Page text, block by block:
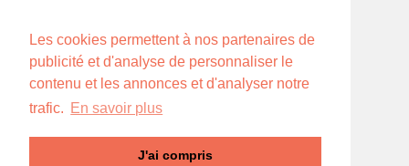
Les cookies permettent à nos partenaires de
publicité et d'analyse de personnaliser le
contenu et les annonces et d'analyser notre
trafic. En savoir plus
J'ai compris